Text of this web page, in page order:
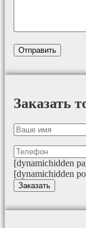
Заказать
[dynamichidden
[dynamichidden